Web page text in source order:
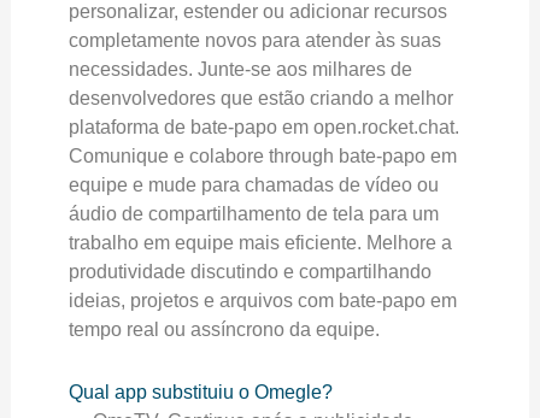
personalizar, estender ou adicionar recursos
completamente novos para atender às suas
necessidades. Junte-se aos milhares de
desenvolvedores que estão criando a melhor
plataforma de bate-papo em open.rocket.chat.
Comunique e colabore through bate-papo em
equipe e mude para chamadas de vídeo ou
áudio de compartilhamento de tela para um
trabalho em equipe mais eficiente. Melhore a
produtividade discutindo e compartilhando
ideias, projetos e arquivos com bate-papo em
tempo real ou assíncrono da equipe.
Qual app substituiu o Omegle?